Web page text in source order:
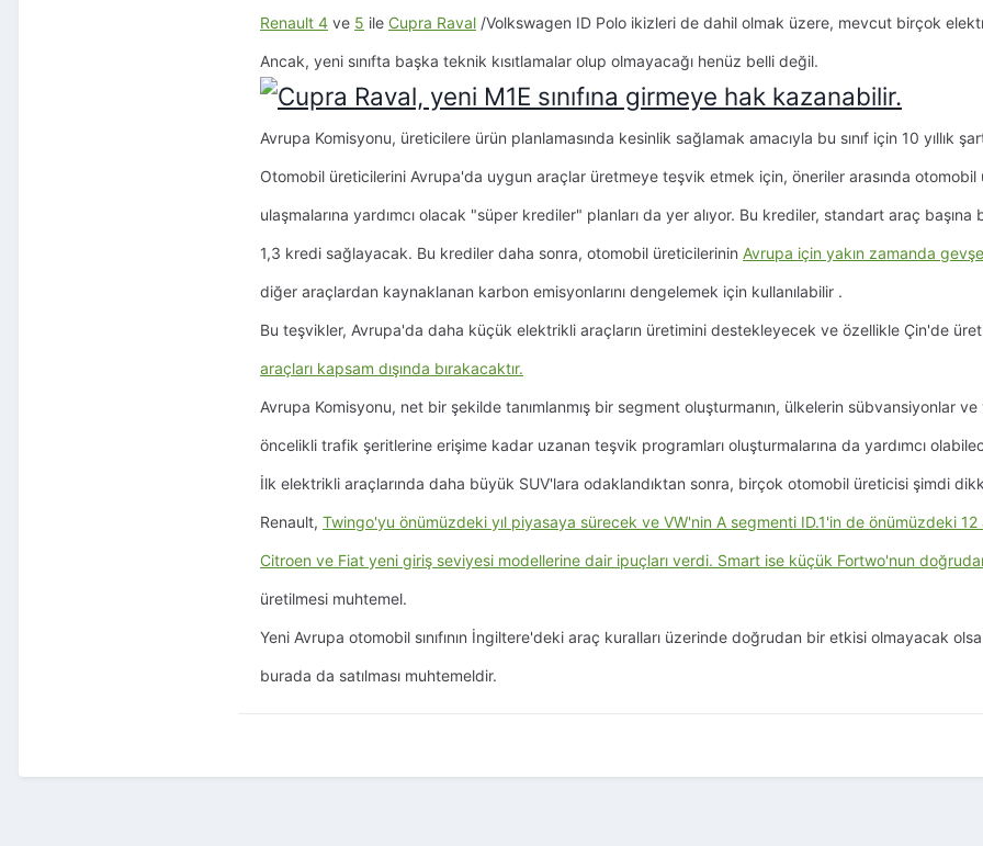
Renault 4 ve 5 ile Cupra Raval /Volkswagen ID Polo ikizleri de dahil olmak üzere, mevcut birçok
Ancak, yeni sınıfta başka teknik kısıtlamalar olup olmayacağı henüz belli değil.
Avrupa Komisyonu, üreticilere ürün planlamasında kesinlik sağlamak amacıyla bu sınıf için 10 yıllık
Otomobil üreticilerini Avrupa'da uygun araçlar üretmeye teşvik etmek için, öneriler arasında
ulaşmalarına yardımcı olacak "süper krediler" planları da yer alıyor. Bu krediler, standart araç
1,3 kredi sağlayacak. Bu krediler daha sonra, otomobil üreticilerinin Avrupa için yakın zamanda
diğer araçlardan kaynaklanan karbon emisyonlarını dengelemek için kullanılabilir .
Bu teşvikler, Avrupa'da daha küçük elektrikli araçların üretimini destekleyecek ve özellikle Çin'de
araçları kapsam dışında bırakacaktır.
Avrupa Komisyonu, net bir şekilde tanımlanmış bir segment oluşturmanın, ülkelerin sübvansiyonlar
öncelikli trafik şeritlerine erişime kadar uzanan teşvik programları oluşturmalarına da yardımcı
İlk elektrikli araçlarında daha büyük SUV'lara odaklandıktan sonra, birçok otomobil üreticisi şimdi
Renault, Twingo'yu önümüzdeki yıl piyasaya sürecek ve VW'nin A segmenti ID.1'in de önümüzdeki 12
Citroen ve Fiat yeni giriş seviyesi modellerine dair ipuçları verdi. Smart ise küçük Fortwo'nun
üretilmesi muhtemel.
Yeni Avrupa otomobil sınıfının İngiltere'deki araç kuralları üzerinde doğrudan bir etkisi olmayacak
burada da satılması muhtemeldir.